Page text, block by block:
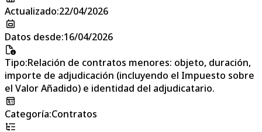
Actualizado:22/04/2026
Datos desde:16/04/2026
Tipo:Relación de contratos menores: objeto, duración,
importe de adjudicación (incluyendo el Impuesto sobre
el Valor Añadido) e identidad del adjudicatario.
Categoría:Contratos